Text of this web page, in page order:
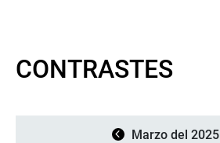
CONTRASTES
Marzo del 2025